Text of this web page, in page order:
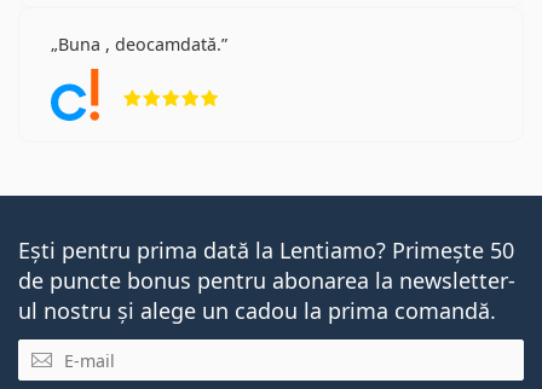
Buna , deocamdată.
Ești pentru prima dată la Lentiamo? Primește 50
de puncte bonus pentru abonarea la newsletter-
ul nostru și alege un cadou la prima comandă.
E-mail